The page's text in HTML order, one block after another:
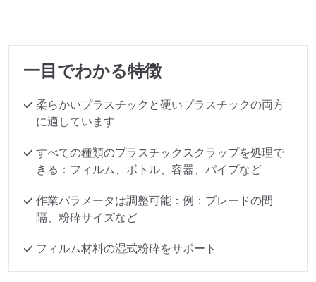
一目でわかる特徴
柔らかいプラスチックと硬いプラスチックの両方
に適しています
すべての種類のプラスチックスクラップを処理で
きる：フィルム、ボトル、容器、パイプなど
作業パラメータは調整可能：例：ブレードの間
隔、粉砕サイズなど
フィルム材料の湿式粉砕をサポート